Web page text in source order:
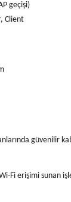
geçişi)
Client
güvenilir
Fi erişimi sunan